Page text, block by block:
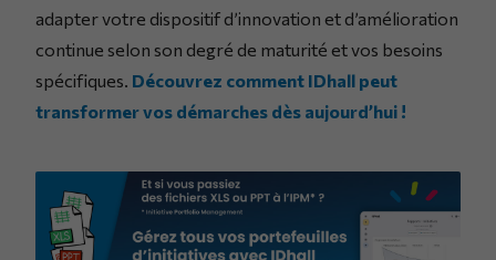
adapter votre dispositif d’innovation et d’amélioration
continue selon son degré de maturité et vos besoins
spécifiques. Découvrez comment IDhall peut
transformer vos démarches dès aujourd’hui !